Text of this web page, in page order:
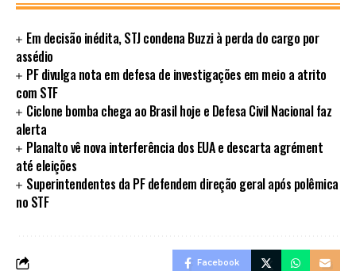
Em decisão inédita, STJ condena Buzzi à perda do cargo por
assédio
PF divulga nota em defesa de investigações em meio a atrito
com STF
Ciclone bomba chega ao Brasil hoje e Defesa Civil Nacional faz
alerta
Planalto vê nova interferência dos EUA e descarta agrément
até eleições
Superintendentes da PF defendem direção geral após polêmica
no STF
Facebook